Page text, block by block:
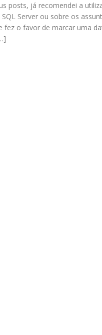
posts, já recomendei a
Server ou sobre os
fez o favor de marcar uma